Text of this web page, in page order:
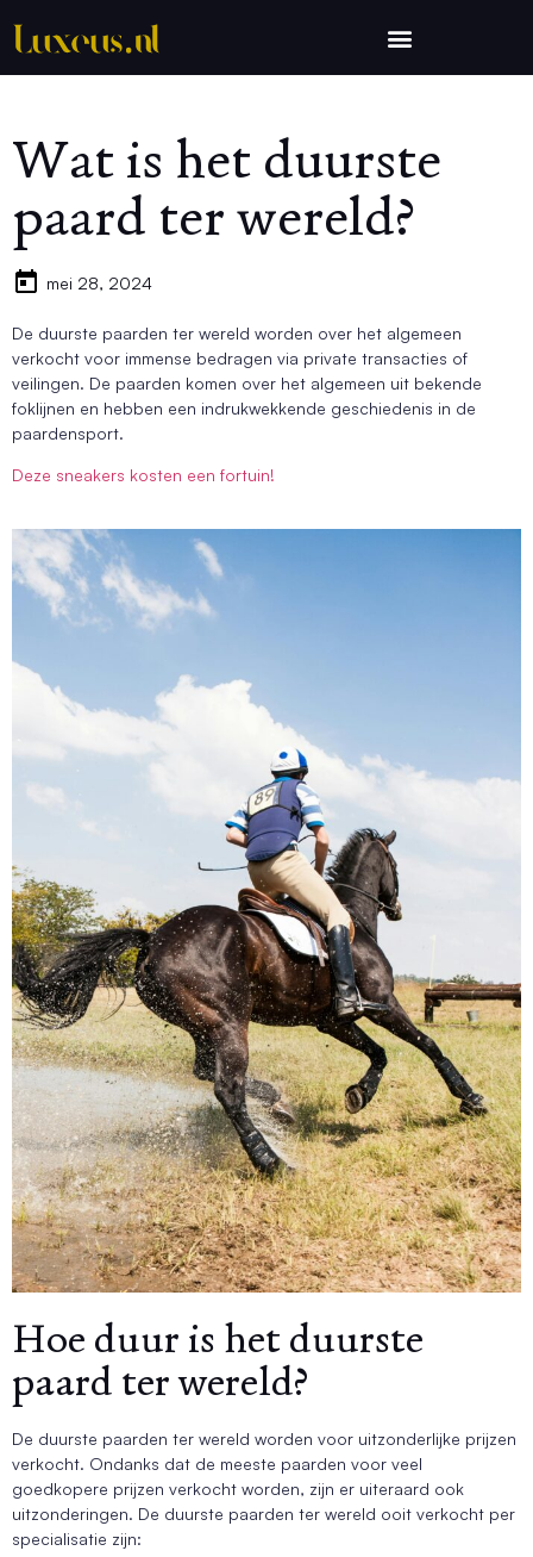
Wat is het duurste
paard ter wereld?
mei 28, 2024
De duurste paarden ter wereld worden over het algemeen
verkocht voor immense bedragen via private transacties of
veilingen. De paarden komen over het algemeen uit bekende
foklijnen en hebben een indrukwekkende geschiedenis in de
paardensport.
Deze sneakers kosten een fortuin!
Hoe duur is het duurste
paard ter wereld?
De duurste paarden ter wereld worden voor uitzonderlijke prijzen
verkocht. Ondanks dat de meeste paarden voor veel
goedkopere prijzen verkocht worden, zijn er uiteraard ook
uitzonderingen. De duurste paarden ter wereld ooit verkocht per
specialisatie zijn: